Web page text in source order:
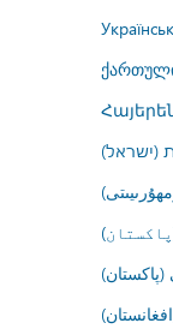
(ישראל)
(پاکستان)